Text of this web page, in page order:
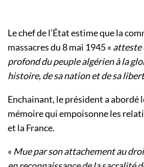
Le chef de l’État estime que la
massacres du 8 mai 1945 « atteste
profond du peuple algérien à la
histoire, de sa nation et de sa
Enchainant, le président a abordé
mémoire qui empoisonne les
et la France.
« Mue par son attachement au